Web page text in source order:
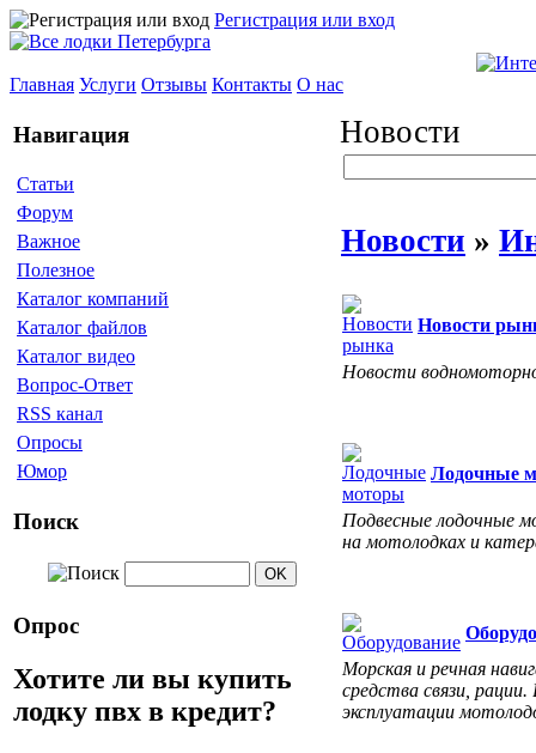
Регистрация или вход
Главная Услуги Отзывы Контакты О нас
Навигация
Статьи
Форум
Важное
Полезное
Каталог компаний
Каталог файлов
Каталог видео
Вопрос-Ответ
RSS канал
Опросы
Юмор
Поиск
Опрос
Хотите ли вы купить
лодку пвх в кредит?
Новости
Новости »
Новости
Новости
Лодочные
Подвесные лодочные
на мотолодках и
Морская и речная
средства связи, рации.
эксплуатации